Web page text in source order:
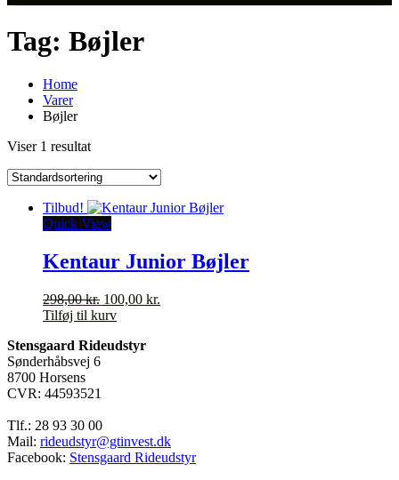
Tag: Bøjler
Home
Varer
Bøjler
Viser 1 resultat
Tilbud!
Quick View
Kentaur Junior Bøjler
298,00kr. Den
oprindelige
var:
100,00 kr.
Tilføj til kurv
Stensgaard Rideudstyr
Sønderhåbsvej 6
8700 Horsens
CVR: 44593521
Tlf.: 28 93 30 00
Mail: rideudstyr@gtinvest.dk
Facebook: Stensgaard Rideudstyr